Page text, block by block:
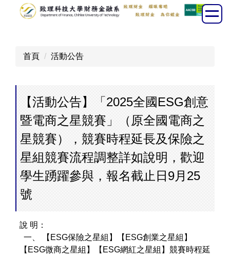
首頁 活動公告
【活動公告】「2025全國ESG創意
暨電商之星競賽」（原全國電商之
星競賽），競賽時程延長及保險之
星組競賽流程調整詳如說明，歡迎
學生踴躍參與，報名截止日9月25
號
說 明：
一、 【ESG保險之星組】【ESG創業之星組】
【ESG微商之星組】【ESG網紅之星組】競賽時程延